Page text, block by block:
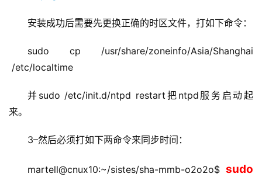
安装成功后需要先更换正确的时区文件，打如下命令：
sudo cp /usr/share/zoneinfo/Asia/Shanghai
/etc/localtime
并sudo /etc/init.d/ntpd restart把ntpd服务启动起
来。
3–然后必须打如下两命令来同步时间：
martell@cnux10:~/sistes/sha-mmb-o2o2o$ sudo